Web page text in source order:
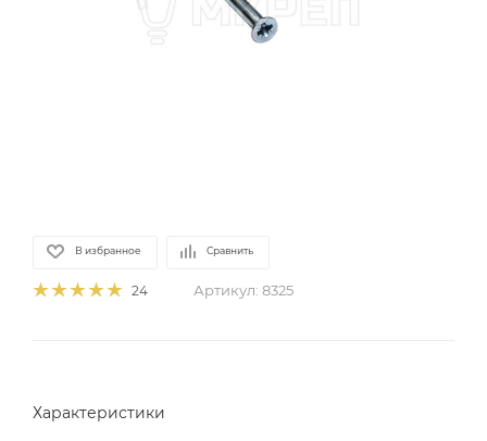
В избранное Сравнить
24 Артикул: 8325
Характеристики